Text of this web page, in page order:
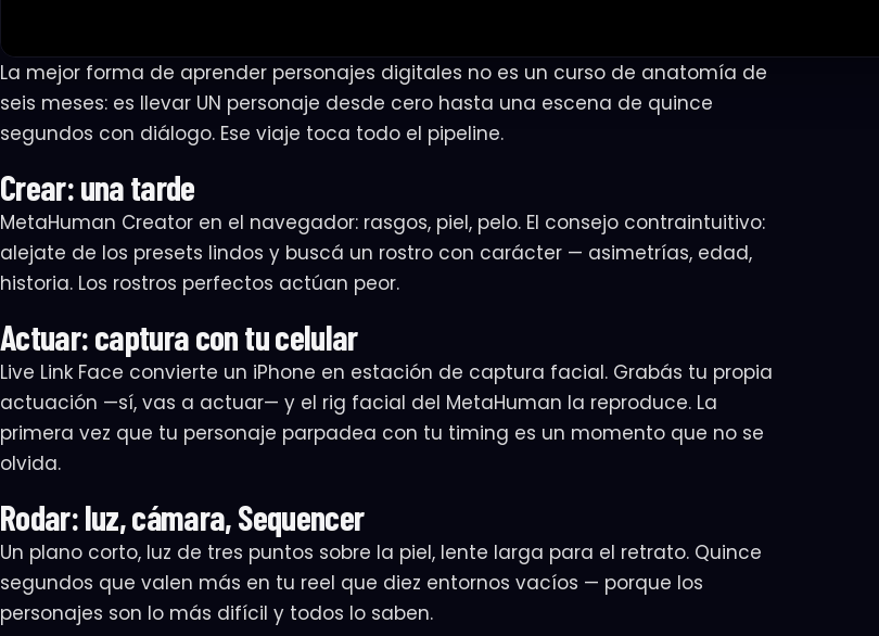
La mejor forma de aprender personajes digitales no es un curso de anatomía de
seis meses: es llevar UN personaje desde cero hasta una escena de quince
segundos con diálogo. Ese viaje toca todo el pipeline.
Crear: una tarde
MetaHuman Creator en el navegador: rasgos, piel, pelo. El consejo contraintuitivo:
alejate de los presets lindos y buscá un rostro con carácter — asimetrías, edad,
historia. Los rostros perfectos actúan peor.
Actuar: captura con tu celular
Live Link Face convierte un iPhone en estación de captura facial. Grabás tu propia
actuación —sí, vas a actuar— y el rig facial del MetaHuman la reproduce. La
primera vez que tu personaje parpadea con tu timing es un momento que no se
olvida.
Rodar: luz, cámara, Sequencer
Un plano corto, luz de tres puntos sobre la piel, lente larga para el retrato. Quince
segundos que valen más en tu reel que diez entornos vacíos — porque los
personajes son lo más difícil y todos lo saben.
🔒 Pago seguro Cancelás cuando quieras Acceso inmediato
¿Cómo te llamás?